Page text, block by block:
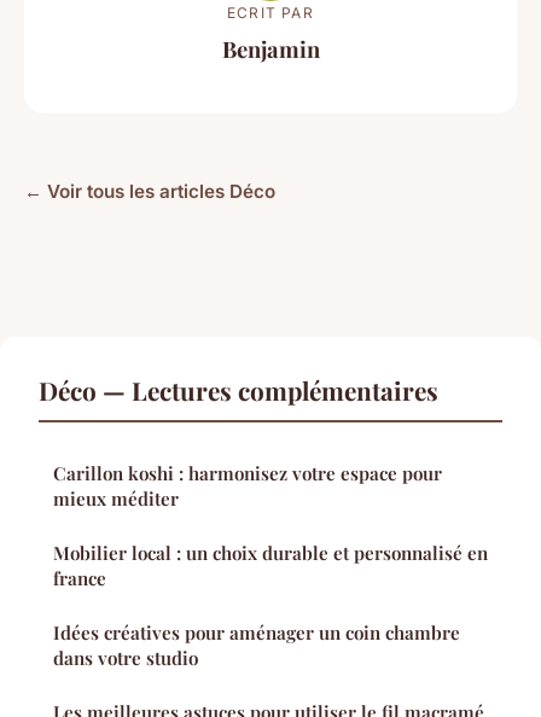
ECRIT PAR
Benjamin
← Voir tous les articles Déco
Déco — Lectures complémentaires
Carillon koshi : harmonisez votre espace pour
mieux méditer
Mobilier local : un choix durable et personnalisé en
france
Idées créatives pour aménager un coin chambre
dans votre studio